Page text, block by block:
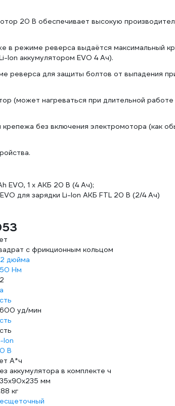
20 В обеспечивает высокую
в режиме реверса выдаётся максимальный
аккумулятором EVO 4 Ач).
реверса для защиты болтов от выпадения
(может нагреваться при длительной работе
без включения электромотора (как
EVO, 1 х АКБ 20 В (4 Ач);
для зарядки Li-Ion АКБ FTL 20 В (2/4 Ач)
с фрикционным кольцом
дюйма
Нм
уд/мин
Ion
В
А*ч
аккумулятора в комплекте ч
мм
кг